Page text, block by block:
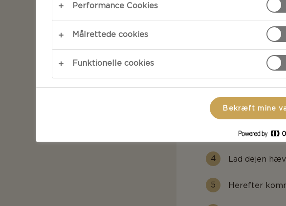
Pisk æg,
Bland de to
Kom nu 2/3
sammen.
dejen uden
Ælt dejen
terninger er
Lad dejen
Herefter
Performance Cookies
Målrettede cookies
Funktionelle cookies
Bekræft mine